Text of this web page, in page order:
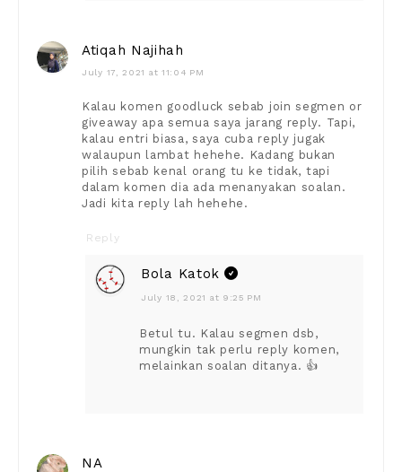
Atiqah Najihah
July 17, 2021 at 11:04 PM
Kalau komen goodluck sebab join segmen or
giveaway apa semua saya jarang reply. Tapi,
kalau entri biasa, saya cuba reply jugak
walaupun lambat hehehe. Kadang bukan
pilih sebab kenal orang tu ke tidak, tapi
dalam komen dia ada menanyakan soalan.
Jadi kita reply lah hehehe.
Reply
Bola Katok
July 18, 2021 at 9:25 PM
Betul tu. Kalau segmen dsb,
mungkin tak perlu reply komen,
melainkan soalan ditanya. 👍
NA